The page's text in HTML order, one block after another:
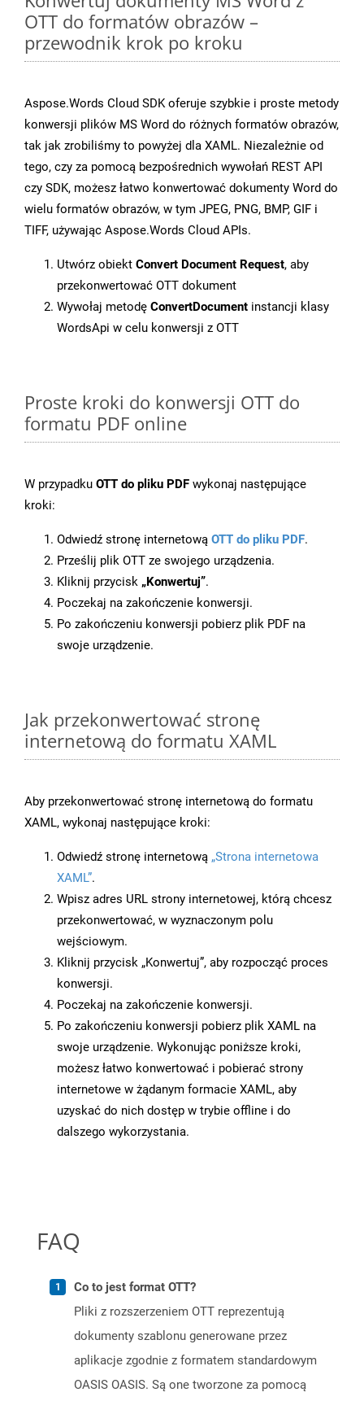
OTT do formatów obrazów –
przewodnik krok po kroku
Aspose.Words Cloud SDK oferuje szybkie i proste metody
konwersji plików MS Word do różnych formatów obrazów,
tak jak zrobiliśmy to powyżej dla XAML. Niezależnie od
tego, czy za pomocą bezpośrednich wywołań REST API
czy SDK, możesz łatwo konwertować dokumenty Word do
wielu formatów obrazów, w tym JPEG, PNG, BMP, GIF i
TIFF, używając Aspose.Words Cloud APIs.
Utwórz obiekt Convert Document Request, aby
przekonwertować OTT dokument
Wywołaj metodę ConvertDocument instancji klasy
WordsApi w celu konwersji z OTT
Proste kroki do konwersji OTT do
formatu PDF online
W przypadku OTT do pliku PDF wykonaj następujące
kroki:
Odwiedź stronę internetową OTT do pliku PDF.
Prześlij plik OTT ze swojego urządzenia.
Kliknij przycisk „Konwertuj”.
Poczekaj na zakończenie konwersji.
Po zakończeniu konwersji pobierz plik PDF na
swoje urządzenie.
Jak przekonwertować stronę
internetową do formatu XAML
Aby przekonwertować stronę internetową do formatu
XAML, wykonaj następujące kroki:
Odwiedź stronę internetową „Strona internetowa
XAML”.
Wpisz adres URL strony internetowej, którą chcesz
przekonwertować, w wyznaczonym polu
wejściowym.
Kliknij przycisk „Konwertuj”, aby rozpocząć proces
konwersji.
Poczekaj na zakończenie konwersji.
Po zakończeniu konwersji pobierz plik XAML na
swoje urządzenie. Wykonując poniższe kroki,
możesz łatwo konwertować i pobierać strony
internetowe w żądanym formacie XAML, aby
uzyskać do nich dostęp w trybie offline i do
dalszego wykorzystania.
FAQ
Co to jest format OTT?
Pliki z rozszerzeniem OTT reprezentują
dokumenty szablonu generowane przez
aplikacje zgodnie z formatem standardowym
OASIS OASIS. Są one tworzone za pomocą